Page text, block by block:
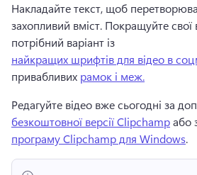
Накладайте текст, щоб
захопливий вміст. Покращуйте
потрібний варіант із
найкращих шрифтів для відео в
привабливих рамок і меж.
Редагуйте відео вже сьогодні за
безкоштовної версії Clipchamp або
програму Clipchamp для Windows.